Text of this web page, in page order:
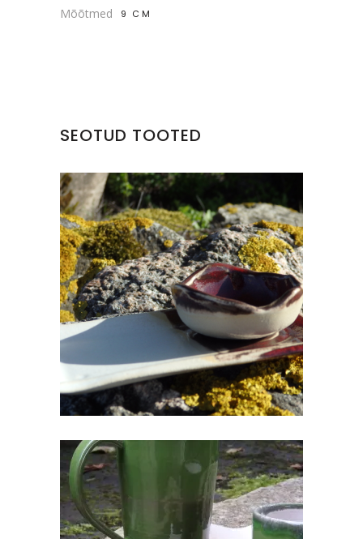
Mõõtmed 9 CM
SEOTUD TOOTED
SUSHI KOMPLEKT II
€18.00
TEEPAKIHOIDJA/SEEBIALUS